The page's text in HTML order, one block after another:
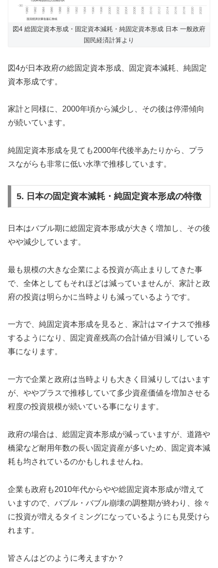
図4 総固定資本形成・固定資本減耗・純固定資本形成 日本 一般政府
国民経済計算より
図4が日本政府の総固定資本形成、固定資本減耗、純固定
資本形成です。
家計と同様に、2000年頃から減少し、その後は停滞傾向
が続いています。
純固定資本形成を見ても2000年代後半あたりから、プラ
スながらも非常に低い水準で推移しています。
5. 日本の固定資本減耗・純固定資本形成の特徴
日本はバブル期に総固定資本形成が大きく増加し、その後
やや減少しています。
最も規模の大きな企業による投資が高止まりしてきた事
で、全体としてもそれほどは減っていませんが、家計と政
府の投資は明らかに当時よりも減っているようです。
一方で、純固定資本形成を見ると、家計はマイナスで推移
するようになり、固定資産残高の合計値が目減りしている
事になります。
一方で企業と政府は当時よりも大きく目減りしてはいます
が、ややプラスで推移していて多少資産価値を増加させる
程度の投資規模が続いている事になります。
政府の場合は、総固定資本形成が減っていますが、道路や
橋梁など耐用年数の長い固定資産が多いため、固定資本減
耗も均されているのかもしれませんね。
企業も政府も2010年代からやや総固定資本形成が増えて
いますので、バブル・バブル崩壊の調整期が終わり、徐々
に投資が増えるタイミングになっているようにも見受けら
れます。
皆さんはどのように考えますか？